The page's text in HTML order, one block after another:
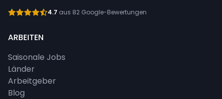
4.7 aus 82 Google-Bewertungen
ARBEITEN
Saisonale Jobs
Länder
Arbeitgeber
Blog